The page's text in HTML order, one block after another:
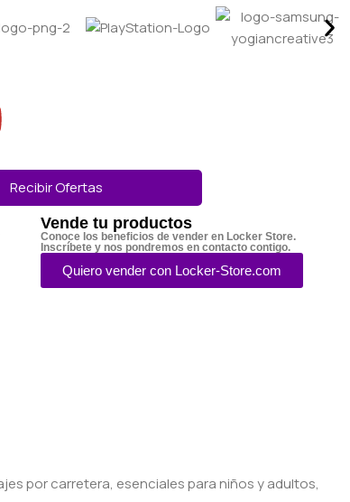
Recibir Ofertas
Vende tu productos
Conoce los beneficios de vender en Locker Store.
Inscríbete y nos pondremos en contacto contigo.
Quiero vender con Locker-Store.com